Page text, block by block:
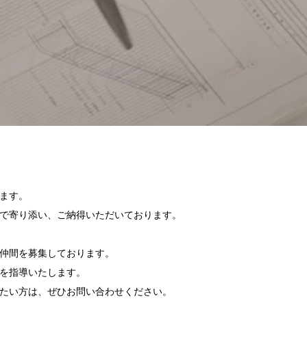
す。
り添い、ご納得いただいております。
間を募集しております。
指導いたします。
方は、ぜひお問い合わせください。
イベント